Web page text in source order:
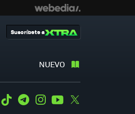
NUEVO
Suscríbete a
WhatsApp
Tiktok TelegramInstagramYoutube